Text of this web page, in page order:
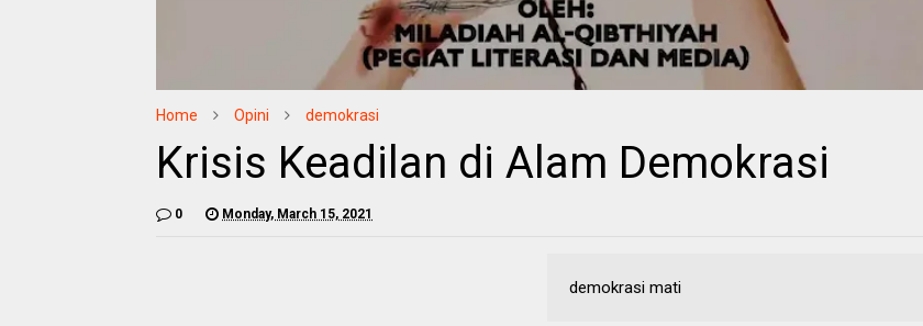
Home Opini demokrasi
Krisis Keadilan di Alam Demokrasi
0 Monday, March 15, 2021
demokrasi mati